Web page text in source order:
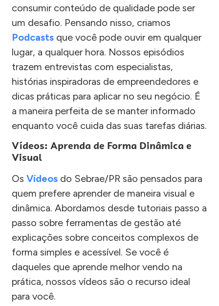
consumir conteúdo de qualidade pode ser
um desafio. Pensando nisso, criamos
Podcasts que você pode ouvir em qualquer
lugar, a qualquer hora. Nossos episódios
trazem entrevistas com especialistas,
histórias inspiradoras de empreendedores e
dicas práticas para aplicar no seu negócio. É
a maneira perfeita de se manter informado
enquanto você cuida das suas tarefas diárias.
Vídeos: Aprenda de Forma Dinâmica e
Visual
Os Vídeos do Sebrae/PR são pensados para
quem prefere aprender de maneira visual e
dinâmica. Abordamos desde tutoriais passo a
passo sobre ferramentas de gestão até
explicações sobre conceitos complexos de
forma simples e acessível. Se você é
daqueles que aprende melhor vendo na
prática, nossos vídeos são o recurso ideal
para você.